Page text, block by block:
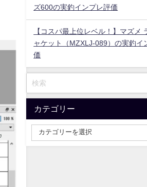
ズ600の実釣インプレ評価
【コスパ最上位レベル！】マズメ
ャケット（MZXLJ-089）の実釣イ
価
カテゴリー